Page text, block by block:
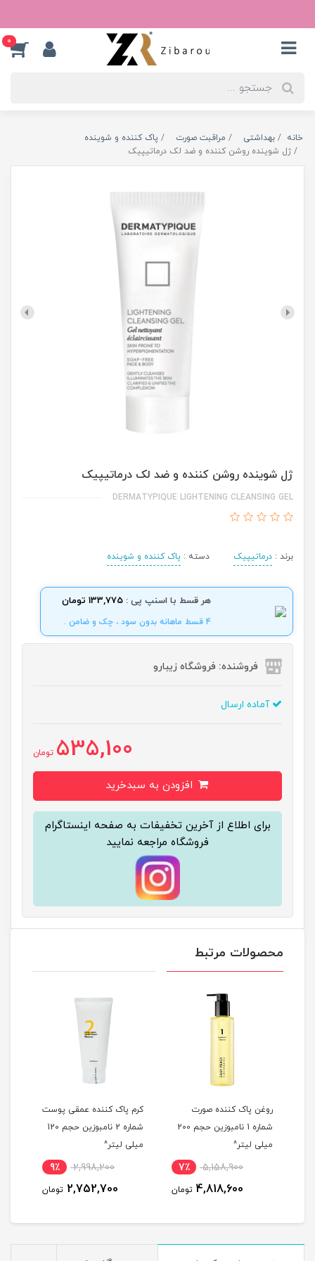
0
خانه بهداشتی مراقبت صورت
پاک کننده و شوینده
ژل شوینده روشن کننده و ضد لک درماتیپیک
ژل شوینده روشن کننده و ضد لک درماتیپیک
DERMATYPIQUE LIGHTENING CLEANSING GEL
برند : درماتیپیک دسته : پاک کننده و شوینده
هر قسط با اسنپ پی : 133,775 تومان
4 قسط ماهانه بدون سود ، چک و ضامن .
فروشنده: فروشگاه زیبارو
آماده ارسال
535,100 تومان
برای اطلاع از آخرین تخفیفات به صفحه اینستاگرام
فروشگاه مراجعه نمایید
محصولات مرتبط
روغن پاک کننده صورت
شماره 1 نامبوزین حجم 200
میلی لیتر^
5,158,900 7٪
4,818,600 تومان
کرم پاک کننده عمقی پوست
شماره 2 نامبوزین حجم 120
میلی لیتر^
2,998,200 9٪
2,752,700 تومان